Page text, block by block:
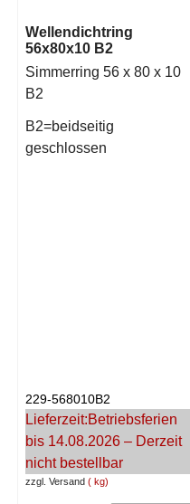
Wellendichtring
56x80x10 B2
Simmerring 56 x 80 x 10
B2
B2=beidseitig
geschlossen
zzgl. Versand kg
229-568010B2
Lieferzeit:Betriebsferien
bis 14.08.2026 – Derzeit
nicht bestellbar